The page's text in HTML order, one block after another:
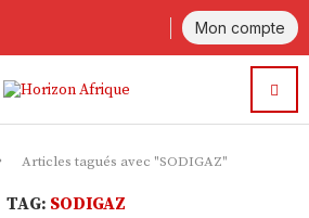
Mon compte
Articles tagués avec "SODIGAZ"
TAG: SODIGAZ